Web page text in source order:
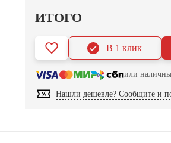
ИТОГО
В 1 клик
или
Нашли дешевле? Сообщите и